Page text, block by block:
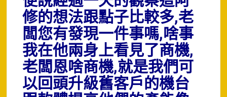
修的想法跟點子比較多,老
闆您有發現一件事嗎,啥事
我在他兩身上看見了商機,
老闆恩啥商機,就是我們可
以回頭升級舊客戶的機台